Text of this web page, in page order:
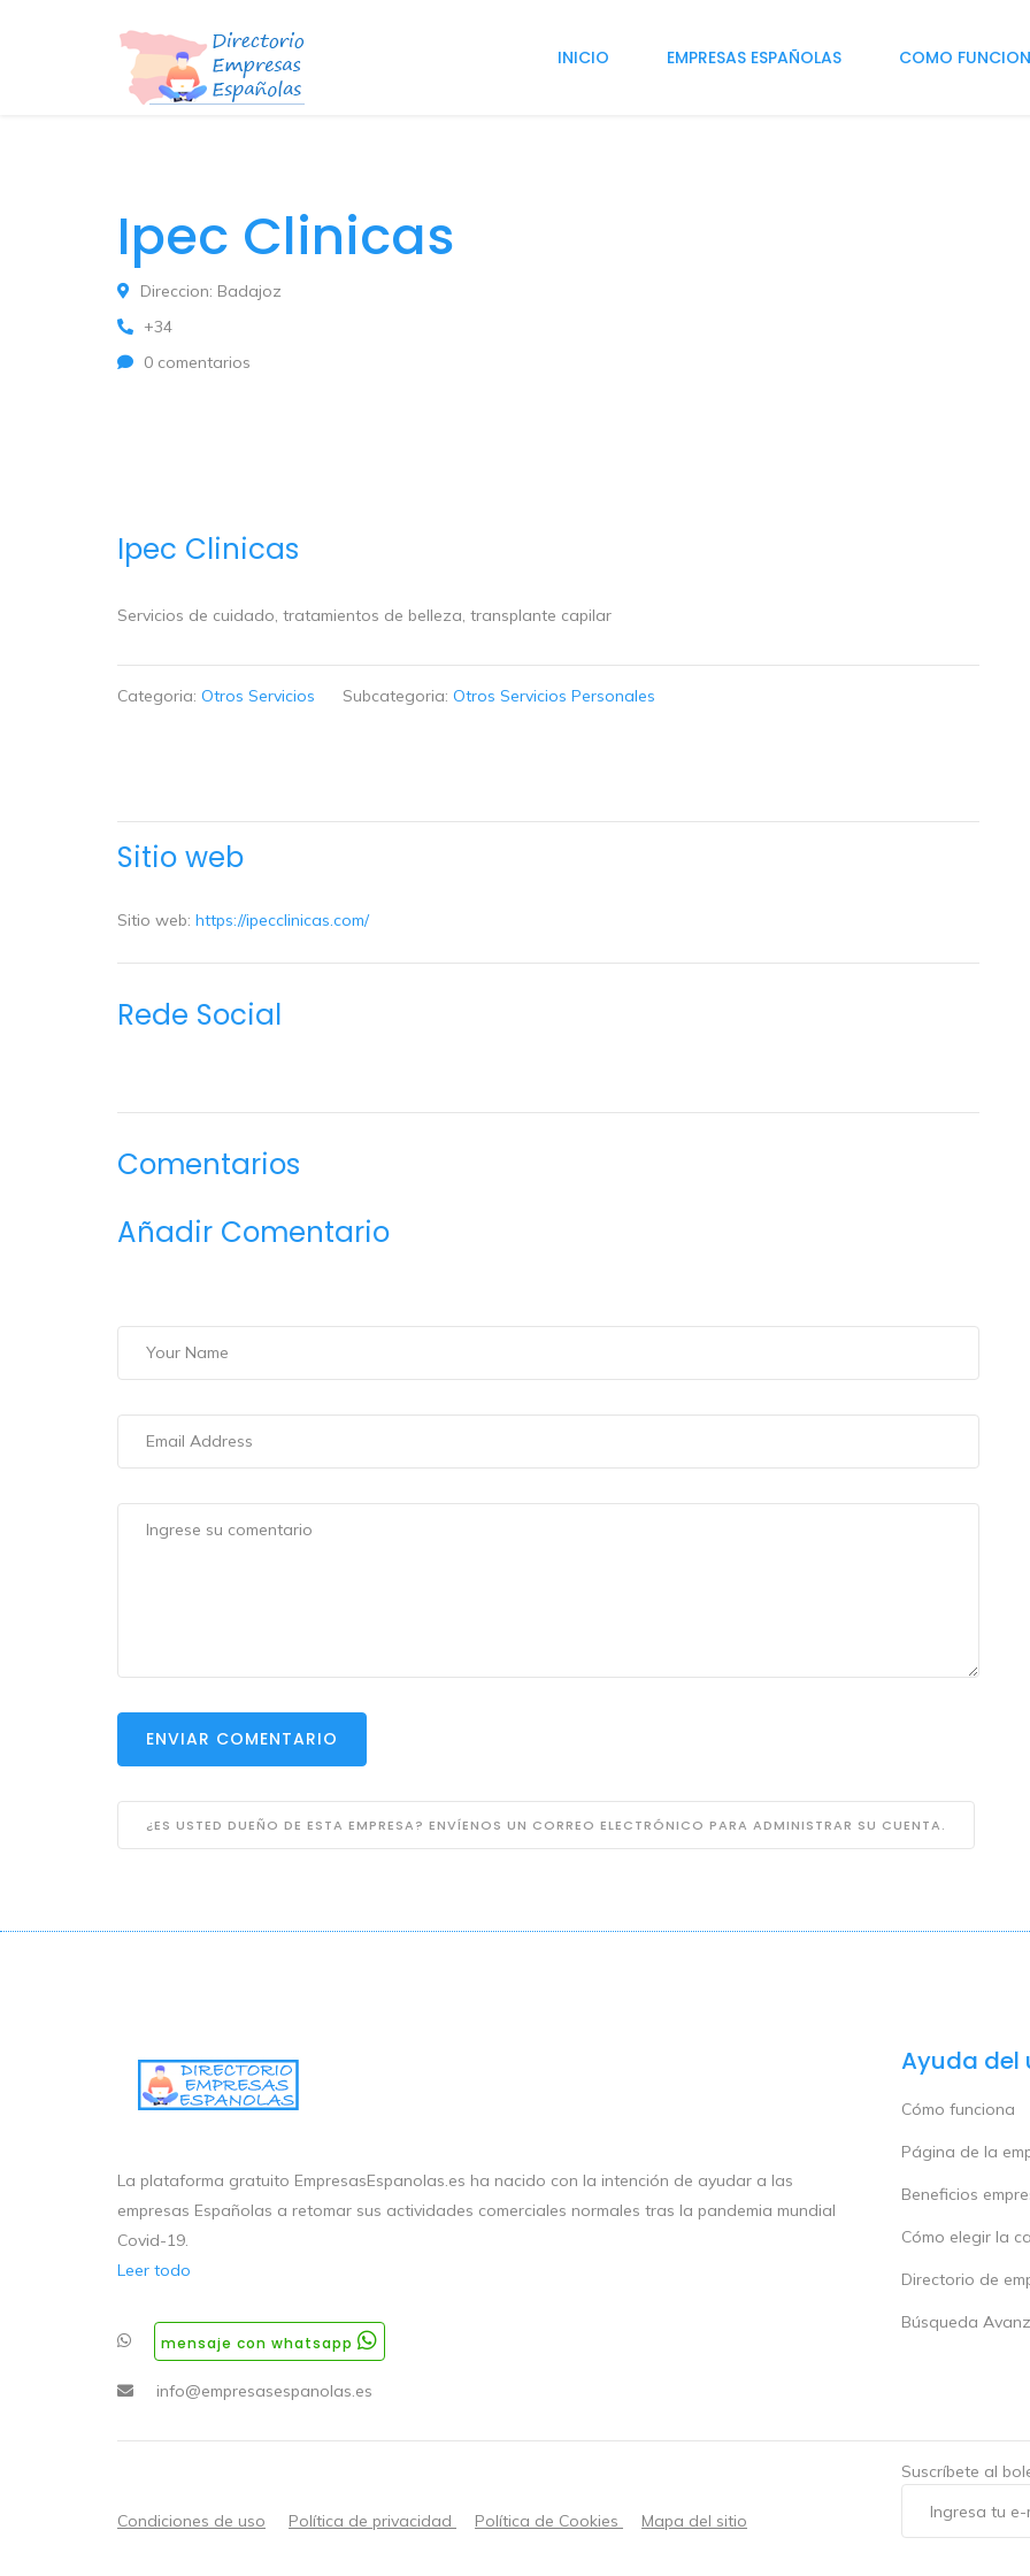
INICIO EMPRESAS ESPAÑOLAS COMO
Ipec Clinicas
Direccion: Badajoz
+34
0 comentarios
Ipec Clinicas
Servicios de cuidado, tratamientos de belleza, transplante capilar
Categoria: Otros Servicios Subcategoria: Otros Servicios Personales
Sitio web
Sitio web: https://ipecclinicas.com/
Rede Social
Comentarios
Añadir Comentario
ENVIAR COMENTARIO
¿ES USTED DUEÑO DE ESTA EMPRESA? ENVÍENOS UN CORREO ELECTRÓNICO PARA ADMINISTRAR SU CUENTA.
La plataforma gratuito EmpresasEspanolas.es ha nacido con la intención de ayudar a las
empresas Españolas a retomar sus actividades comerciales normales tras la pandemia mundial
Covid-19.
Leer todo
mensaje con whatsapp
info@empresasespanolas.es
Ayuda del
Cómo funciona
Página de la
Beneficios
Cómo elegir la
Directorio de
Búsqueda
Suscríbete al
Condiciones de uso Política de privacidad Política de Cookies Mapa del sitio